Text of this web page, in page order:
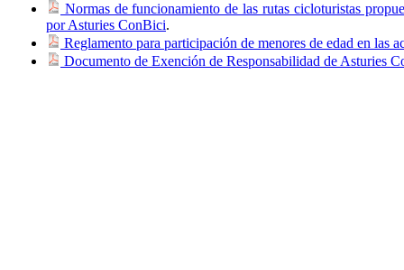
Normas de funcionamiento de las rutas cicloturistas
por Asturies ConBici.
Reglamento para participación de menores de edad en las
Documento de Exención de Responsabilidad de Asturies